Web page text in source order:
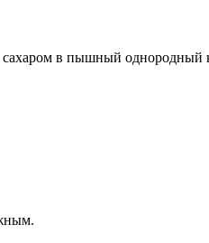
сахаром в пышный однородный